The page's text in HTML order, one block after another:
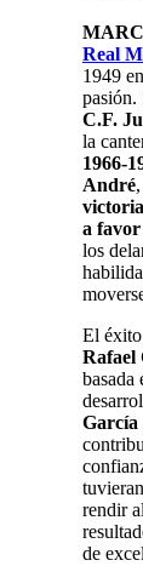
Real
1949
pasión.
C.F.
la
1966-
André
a favor
los
El
Rafael
basada
García
rendir
de